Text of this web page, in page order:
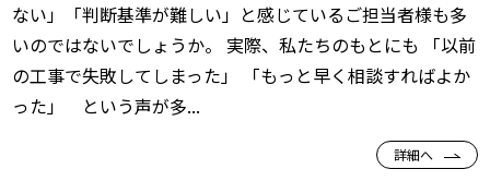
ない」「判断基準が難しい」と感じているご担当者様も多
いのではないでしょうか。 実際、私たちのもとにも 「以前
の工事で失敗してしまった」 「もっと早く相談すればよか
った」 という声が多...
詳細へ